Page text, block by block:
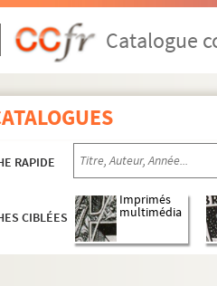
Catalogue
RAPIDE
CIBLÉES
Imprimés
multimédia